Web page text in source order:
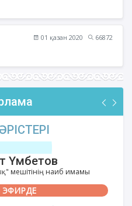
01 қазан 2020
66872
Үмбетов
мешітінің наиб имамы
ЭФИРДЕ